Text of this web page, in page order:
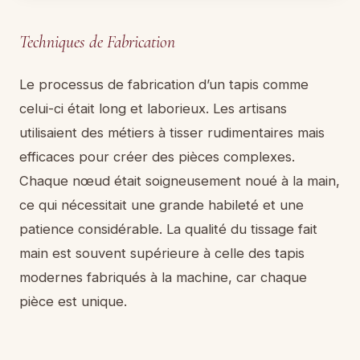
Techniques de Fabrication
Le processus de fabrication d’un tapis comme
celui-ci était long et laborieux. Les artisans
utilisaient des métiers à tisser rudimentaires mais
efficaces pour créer des pièces complexes.
Chaque nœud était soigneusement noué à la main,
ce qui nécessitait une grande habileté et une
patience considérable. La qualité du tissage fait
main est souvent supérieure à celle des tapis
modernes fabriqués à la machine, car chaque
pièce est unique.